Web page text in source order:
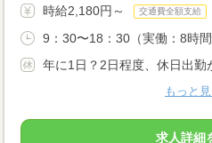
時給2,180円～ 交通費全額支給
9：30〜18：30（実働：8時
年に1日？2日程度、休日出勤
もっと
求人詳細